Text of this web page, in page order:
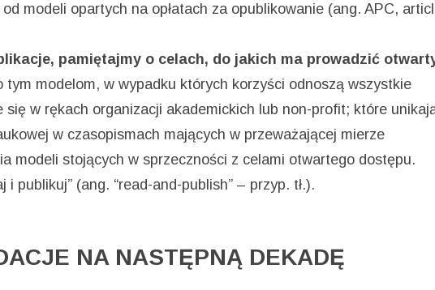
modeli opartych na opłatach za opublikowanie (ang. APC,
pamiętajmy o celach, do jakich ma prowadzić
tym modelom, w wypadku których korzyści odnoszą wszystkie
w rękach organizacji akademickich lub non-profit; które
w czasopismach mających w przeważającej mierze
modeli stojących w sprzeczności z celami otwartego dostępu.
publikuj” (ang. “read-and-publish” – przyp. tł.).
NA NASTĘPNĄ DEKADĘ